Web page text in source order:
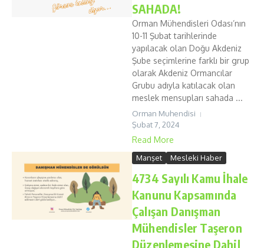
SAHADA!
Orman Mühendisleri Odası’nın
10-11 Şubat tarihlerinde
yapılacak olan Doğu Akdeniz
Şube seçimlerine farklı bir grup
olarak Akdeniz Ormancılar
Grubu adıyla katılacak olan
meslek mensupları sahada ...
Orman Muhendisi
Şubat 7, 2024
Read More
Manşet Mesleki Haber
4734 Sayılı Kamu İhale
Kanunu Kapsamında
Çalışan Danışman
Mühendisler Taşeron
Düzenlemesine Dahil